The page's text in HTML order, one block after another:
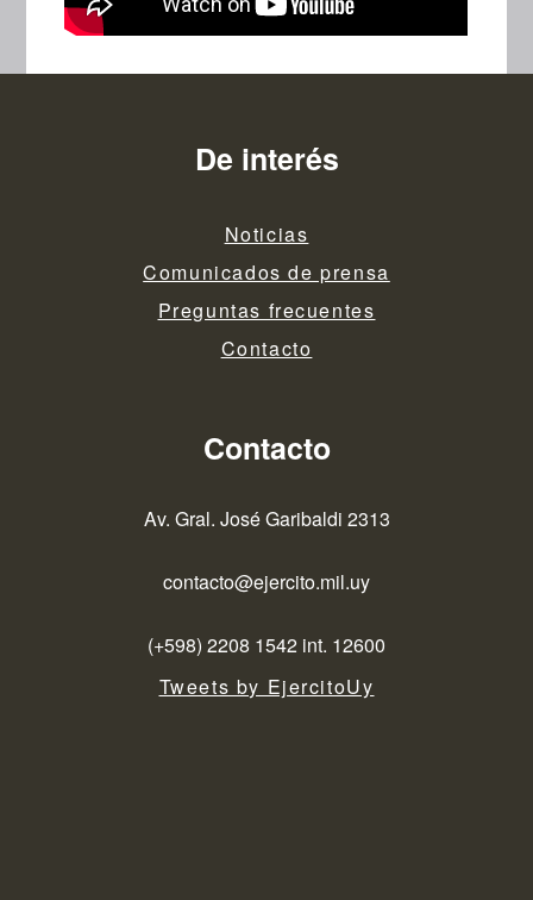
De interés
Noticias
Comunicados de prensa
Preguntas frecuentes
Contacto
Contacto
Av. Gral. José Garibaldi 2313
contacto@ejercito.mil.uy
(+598) 2208 1542 int. 12600
Tweets by EjercitoUy